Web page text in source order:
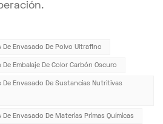
De Envasado De Polvo Ultrafino
Embalaje De Color Carbón Oscuro
De Envasado De Sustancias Nutritivas
Envasado De Materias Primas Químicas